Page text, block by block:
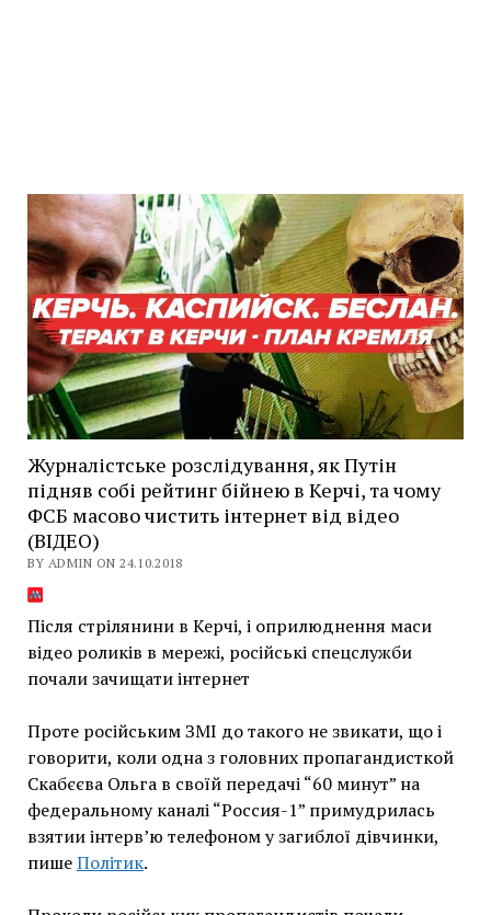
Журналістське розслідування, як Путін
підняв собі рейтинг бійнею в Керчі, та чому
ФСБ масово чистить інтернет від відео
(ВІДЕО)
BY ADMIN ON 24.10.2018
Після стрілянини в Керчі, і оприлюднення маси
відео роликів в мережі, російські спецслужби
почали зачищати інтернет
Проте російським ЗМІ до такого не звикати, що і
говорити, коли одна з головних пропагандисткой
Скабєєва Ольга в своїй передачі “60 минут” на
федеральному каналі “Россия-1” примудрилась
взятии інтерв’ю телефоном у загиблої дівчинки,
пишеПолітик.